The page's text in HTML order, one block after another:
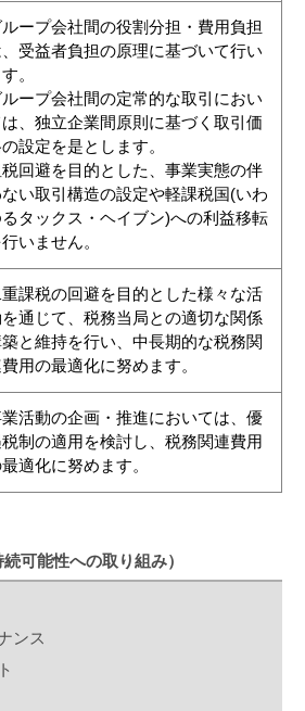
ループ会社間の役割分担・費用負担
、受益者負担の原理に基づいて行い
。
ループ会社間の定常的な取引におい
、独立企業間原則に基づく取引価
設定を是とします。
回避を目的とした、事業実態の伴
ない取引構造の設定や軽課税国(いわ
るタックス・ヘイブン)への利益移転
いません。
重課税の回避を目的とした様々な活
通じて、税務当局との適切な関係
と維持を行い、中長期的な税務関
用の最適化に努めます。
活動の企画・推進においては、優
制の適用を検討し、税務関連費用
適化に努めます。
可能性への取り組み）
ンス